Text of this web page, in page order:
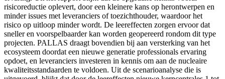
risicoreductie oplevert, door een kleinere kans op herontwerpen en
minder issues met leveranciers of toezichthouder, waardoor het
risico op uitloop minder wordt. De leereffecten zorgen ervoor dat
sneller en voorspelbaarder kan worden geopereerd rondom dit type
projecten. PALLAS draagt bovendien bij aan versterking van het
ecosysteem doordat een nieuwe generatie professionals ervaring
opdoet, en leveranciers investeren in kennis om aan de nucleaire
kwaliteitsstandaarden te voldoen. Uit de scenarioanalyse die is